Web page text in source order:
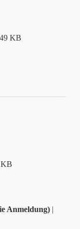
KB
KB
Anmeldung) |